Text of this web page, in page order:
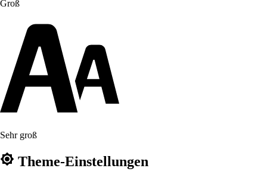
Groß
Sehr groß
Theme-Einstellungen